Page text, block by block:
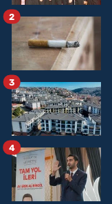
2
3
4